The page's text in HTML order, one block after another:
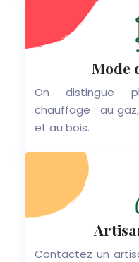
Mode
On distingue
chauffage : au
et au bois.
Contactez un